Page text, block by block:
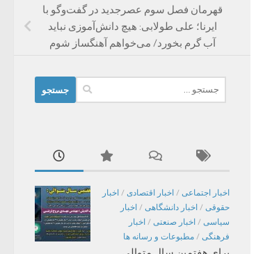
قهرمان فصل سوم عصرجدید در گفت‌وگو با
ایرنا؛ علی طولابی: هیچ دانش‌آموزی نباید
آب گرم بخورد/ می‌خواهم آهنگساز شوم
برای:
اخبار اجتماعی / اخبار اقتصادی / اخبار
حقوقی / اخبار دانشگاهی / اخبار
سیاسی / اخبار صنعتی / اخبار
فرهنگی / مطبوعات و رسانه ها